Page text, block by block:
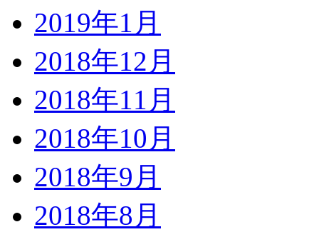
2019年1月
2018年12月
2018年11月
2018年10月
2018年9月
2018年8月